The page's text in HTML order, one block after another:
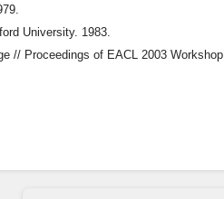
University. 1983.
// Proceedings of EACL 2003 Workshop